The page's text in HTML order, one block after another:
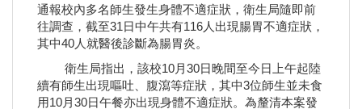
通報校內多名師生發生身體不適症狀，衛生局隨即前
往調查，截至31日中午共有116人出現腸胃不適症狀，
其中40人就醫後診斷為腸胃炎。
衛生局指出，該校10月30日晚間至今日上午起陸
續有師生出現嘔吐、腹瀉等症狀，其中3位師生並未食
用10月30日午餐亦出現身體不適症狀。為釐清本案發